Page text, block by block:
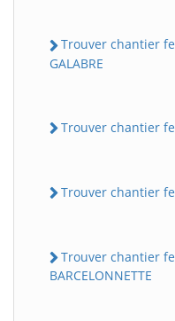
Trouver chantier
GALABRE
Trouver chantier
Trouver chantier
Trouver chantier
BARCELONNETTE